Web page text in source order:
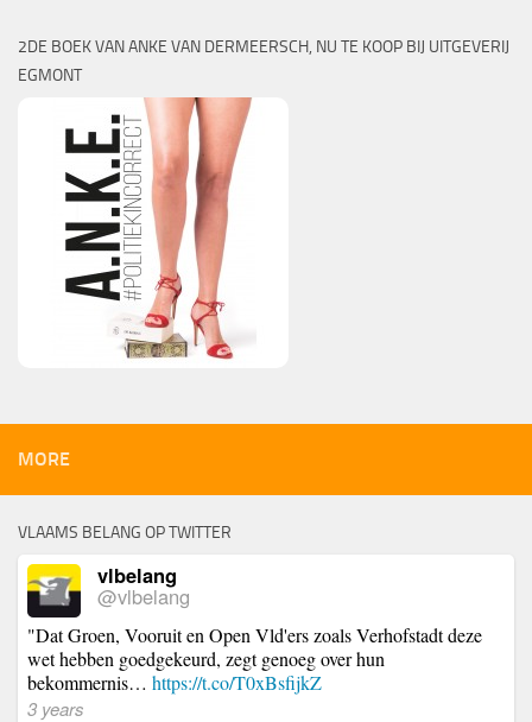
2DE BOEK VAN ANKE VAN DERMEERSCH, NU TE KOOP BIJ UITGEVERIJ
EGMONT
MORE
VLAAMS BELANG OP TWITTER
vlbelang
@vlbelang
"Dat Groen, Vooruit en Open Vld'ers zoals Verhofstadt deze
wet hebben goedgekeurd, zegt genoeg over hun
bekommernis… https://t.co/T0xBsfijkZ
3 years